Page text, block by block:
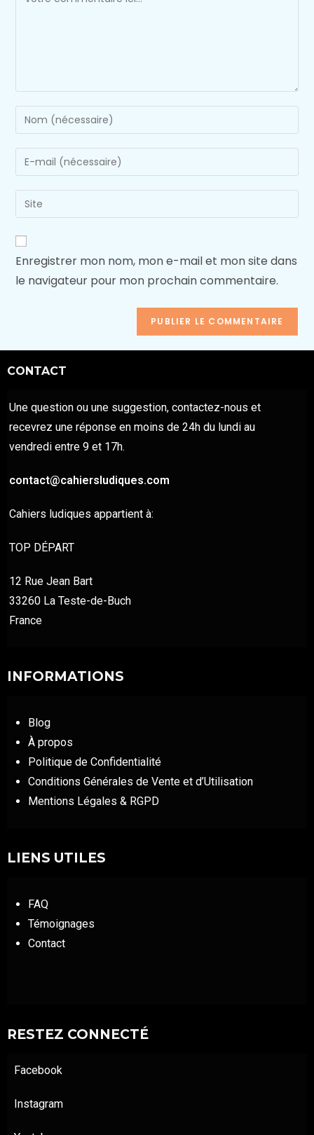
Enregistrer mon nom, mon e-mail et mon site dans
le navigateur pour mon prochain commentaire.
CONTACT
Une question ou une suggestion, contactez-nous et
recevrez une réponse en moins de 24h du lundi au
vendredi entre 9 et 17h.
contact@cahiersludiques.com
Cahiers ludiques appartient à:
TOP DÉPART
12 Rue Jean Bart
33260 La Teste-de-Buch
France
INFORMATIONS
Blog
À propos
Politique de Confidentialité
Conditions Générales de Vente et d’Utilisation
Mentions Légales & RGPD
LIENS UTILES
FAQ
Témoignages
Contact
RESTEZ CONNECTÉ
Facebook
Instagram